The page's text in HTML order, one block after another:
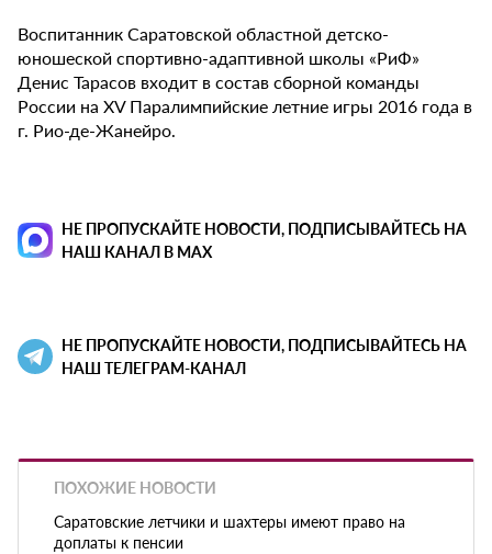
Воспитанник Саратовской областной детско-
юношеской спортивно-адаптивной школы «РиФ»
Денис Тарасов входит в состав сборной команды
России на XV Паралимпийские летние игры 2016 года в
г. Рио-де-Жанейро.
НЕ ПРОПУСКАЙТЕ НОВОСТИ, ПОДПИСЫВАЙТЕСЬ НА
НАШ КАНАЛ В MAX
НЕ ПРОПУСКАЙТЕ НОВОСТИ, ПОДПИСЫВАЙТЕСЬ НА
НАШ ТЕЛЕГРАМ-КАНАЛ
ПОХОЖИЕ НОВОСТИ
Саратовские летчики и шахтеры имеют право на
доплаты к пенсии